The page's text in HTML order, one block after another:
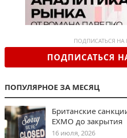
ПОДПИСАТЬСЯ НА
ПОДПИСАТЬСЯ
ПОПУЛЯРНОЕ ЗА МЕСЯЦ
Британские
EXMO до закрытия
16 июля, 2026